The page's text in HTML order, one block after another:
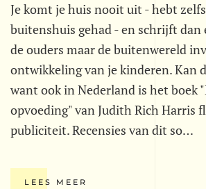
Je komt je huis nooit uit - hebt
buitenshuis gehad - en schrijft dan
de ouders maar de buitenwereld
ontwikkeling van je kinderen. Kan
want ook in Nederland is het boek
opvoeding" van Judith Rich Harris
publiciteit. Recensies van dit so…
LEES MEER